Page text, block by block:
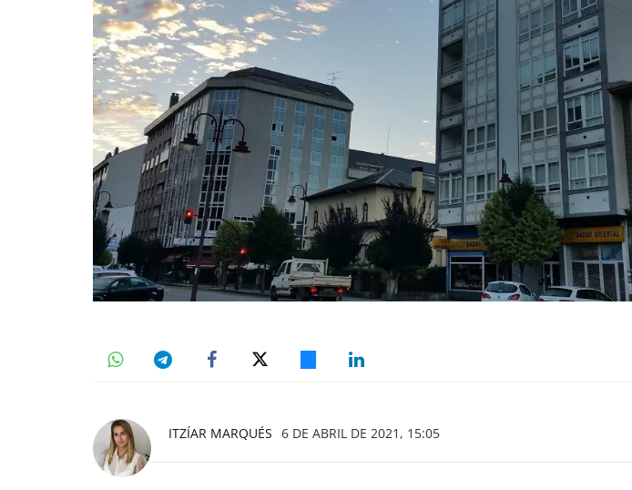
ITZÍAR MARQUÉS 6 DE ABRIL DE 2021, 15:05